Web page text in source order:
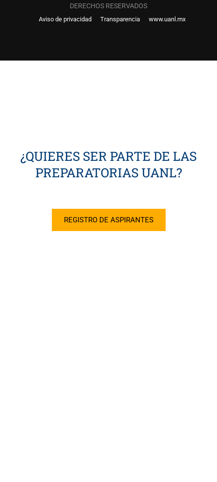
DERECHOS RESERVADOS
Aviso de privacidad Transparencia www.uanl.mx
¿QUIERES SER PARTE DE LAS
PREPARATORIAS UANL?
REGISTRO DE ASPIRANTES